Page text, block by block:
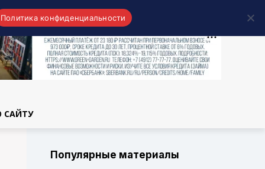
САЙТУ
Популярные материалы
Политика конфиденциальности